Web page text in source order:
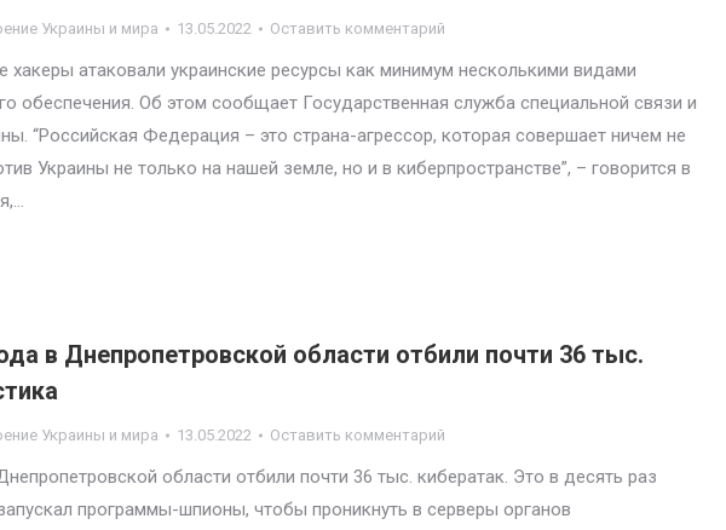
Украины и мира 13.05.2022 Оставить комментарий
хакеры атаковали украинские ресурсы как минимум несколькими видами
обеспечения. Об этом сообщает Государственная служба специальной связи и
“Российская Федерация – это страна-агрессор, которая совершает ничем не
Украины не только на нашей земле, но и в киберпространстве”, – говорится в
в Днепропетровской области отбили почти 36 тыс.
Украины и мира 13.05.2022 Оставить комментарий
области отбили почти 36 тыс. кибератак. Это в десять раз
программы-шпионы, чтобы проникнуть в серверы органов